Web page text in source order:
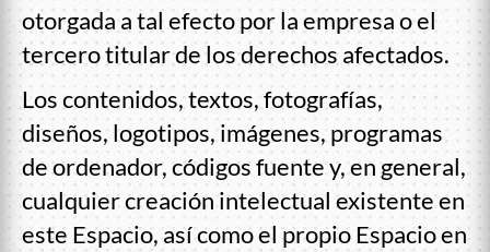
otorgada a tal efecto por la empresa o el
tercero titular de los derechos afectados.
Los contenidos, textos, fotografías,
diseños, logotipos, imágenes, programas
de ordenador, códigos fuente y, en general,
cualquier creación intelectual existente en
este Espacio, así como el propio Espacio en